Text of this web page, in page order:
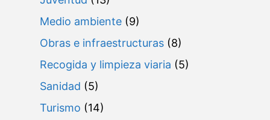
Medio ambiente (9)
Obras e infraestructuras (8)
Recogida y limpieza viaria (5)
Sanidad (5)
Turismo (14)